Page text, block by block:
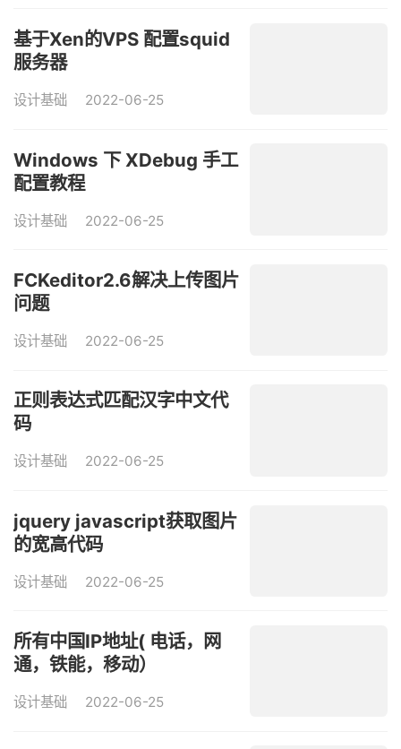
基于Xen的VPS 配置squid
服务器
设计基础 2022-06-25
Windows 下 XDebug 手工
配置教程
设计基础 2022-06-25
FCKeditor2.6解决上传图片
问题
设计基础 2022-06-25
正则表达式匹配汉字中文代
码
设计基础 2022-06-25
jquery javascript获取图片
的宽高代码
设计基础 2022-06-25
所有中国IP地址( 电话，网
通，铁能，移动）
设计基础 2022-06-25